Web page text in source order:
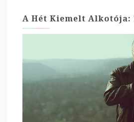
A Hét Kiemelt Alkotója: